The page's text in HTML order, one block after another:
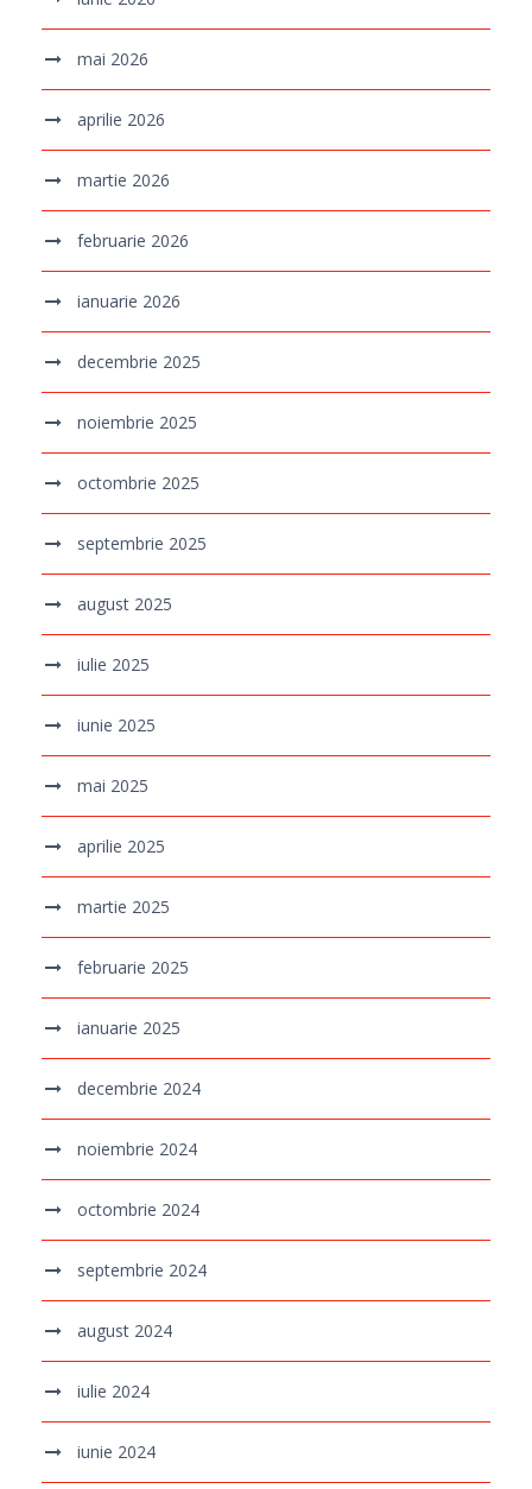
mai 2026
aprilie 2026
martie 2026
februarie 2026
ianuarie 2026
decembrie 2025
noiembrie 2025
octombrie 2025
septembrie 2025
august 2025
iulie 2025
iunie 2025
mai 2025
aprilie 2025
martie 2025
februarie 2025
ianuarie 2025
decembrie 2024
noiembrie 2024
octombrie 2024
septembrie 2024
august 2024
iulie 2024
iunie 2024